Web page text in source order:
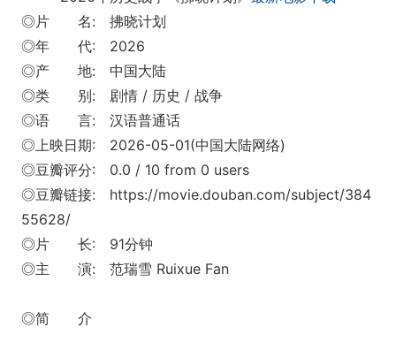
◎片 名: 拂晓计划
◎年 代: 2026
◎产 地: 中国大陆
◎类 别: 剧情 / 历史 / 战争
◎语 言: 汉语普通话
◎上映日期: 2026-05-01(中国大陆网络)
◎豆瓣评分: 0.0 / 10 from 0 users
◎豆瓣链接: https://movie.douban.com/subject/384
55628/
◎片 长: 91分钟
◎主 演: 范瑞雪 Ruixue Fan
◎简 介